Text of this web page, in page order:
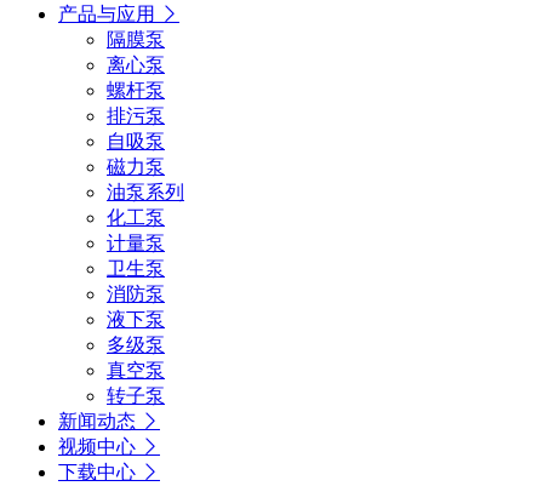
产品与应用
隔膜泵
离心泵
螺杆泵
排污泵
自吸泵
磁力泵
油泵系列
化工泵
计量泵
卫生泵
消防泵
液下泵
多级泵
真空泵
转子泵
新闻动态
视频中心
下载中心